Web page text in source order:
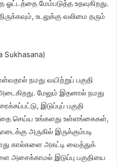
ஓட்டத்தை மேம்படுத்த உதவுகிறது.
உடலுக்கு வலிமை தரும்
Sukhasana)
நமது வயிற்றுப் பகுதி
மேலும் இதனால் நமது
இடுப்புப் பகுதி
செய்ய உங்களது உள்ளங்கைகள்,
அருகில் இருக்கும்படி
கால்களை அகட்டி வைத்துக்
அசைக்காமல் இடுப்பு பகுதியை